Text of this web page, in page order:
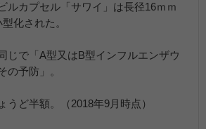
ルカプセル「サワイ」は長径16ｍｍ
化された。
じで「A型又はB型インフルエンザウ
の予防」。
うど半額。（2018年9月時点）